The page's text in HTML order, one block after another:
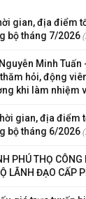
gian, địa điểm
bộ tháng 7/2026
Minh Tuấn
hỏi, động
khi làm nhiệm
gian, địa điểm
bộ tháng 6/2026
PHÚ THỌ
LÃNH ĐẠO CẤP